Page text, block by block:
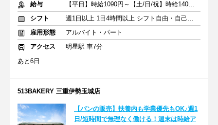
給与
【平日】時給1090円～【土/日/祝】時給140円～ ＋交通費一部支給
シフト
週1日以上 1日4時間以上 シフト自由・自己申告
雇用形態
アルバイト・パート
アクセス
明星駅 車7分
あと6日
513BAKERY 三重伊勢玉城店
【パンの販売】扶養内も学業優先もOK♪週1
日/短時間で無理なく働ける！週末は時給ア